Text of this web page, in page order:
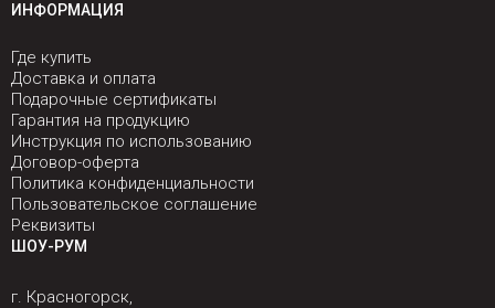
ИНФОРМАЦИЯ
Где купить
Доставка и оплата
Подарочные сертификаты
Гарантия на продукцию
Инструкция по использованию
Договор-оферта
Политика конфиденциальности
Пользовательское соглашение
Реквизиты
ШОУ-РУМ
г. Красногорск,